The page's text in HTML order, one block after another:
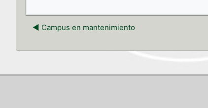
◀︎ Campus en mantenimiento